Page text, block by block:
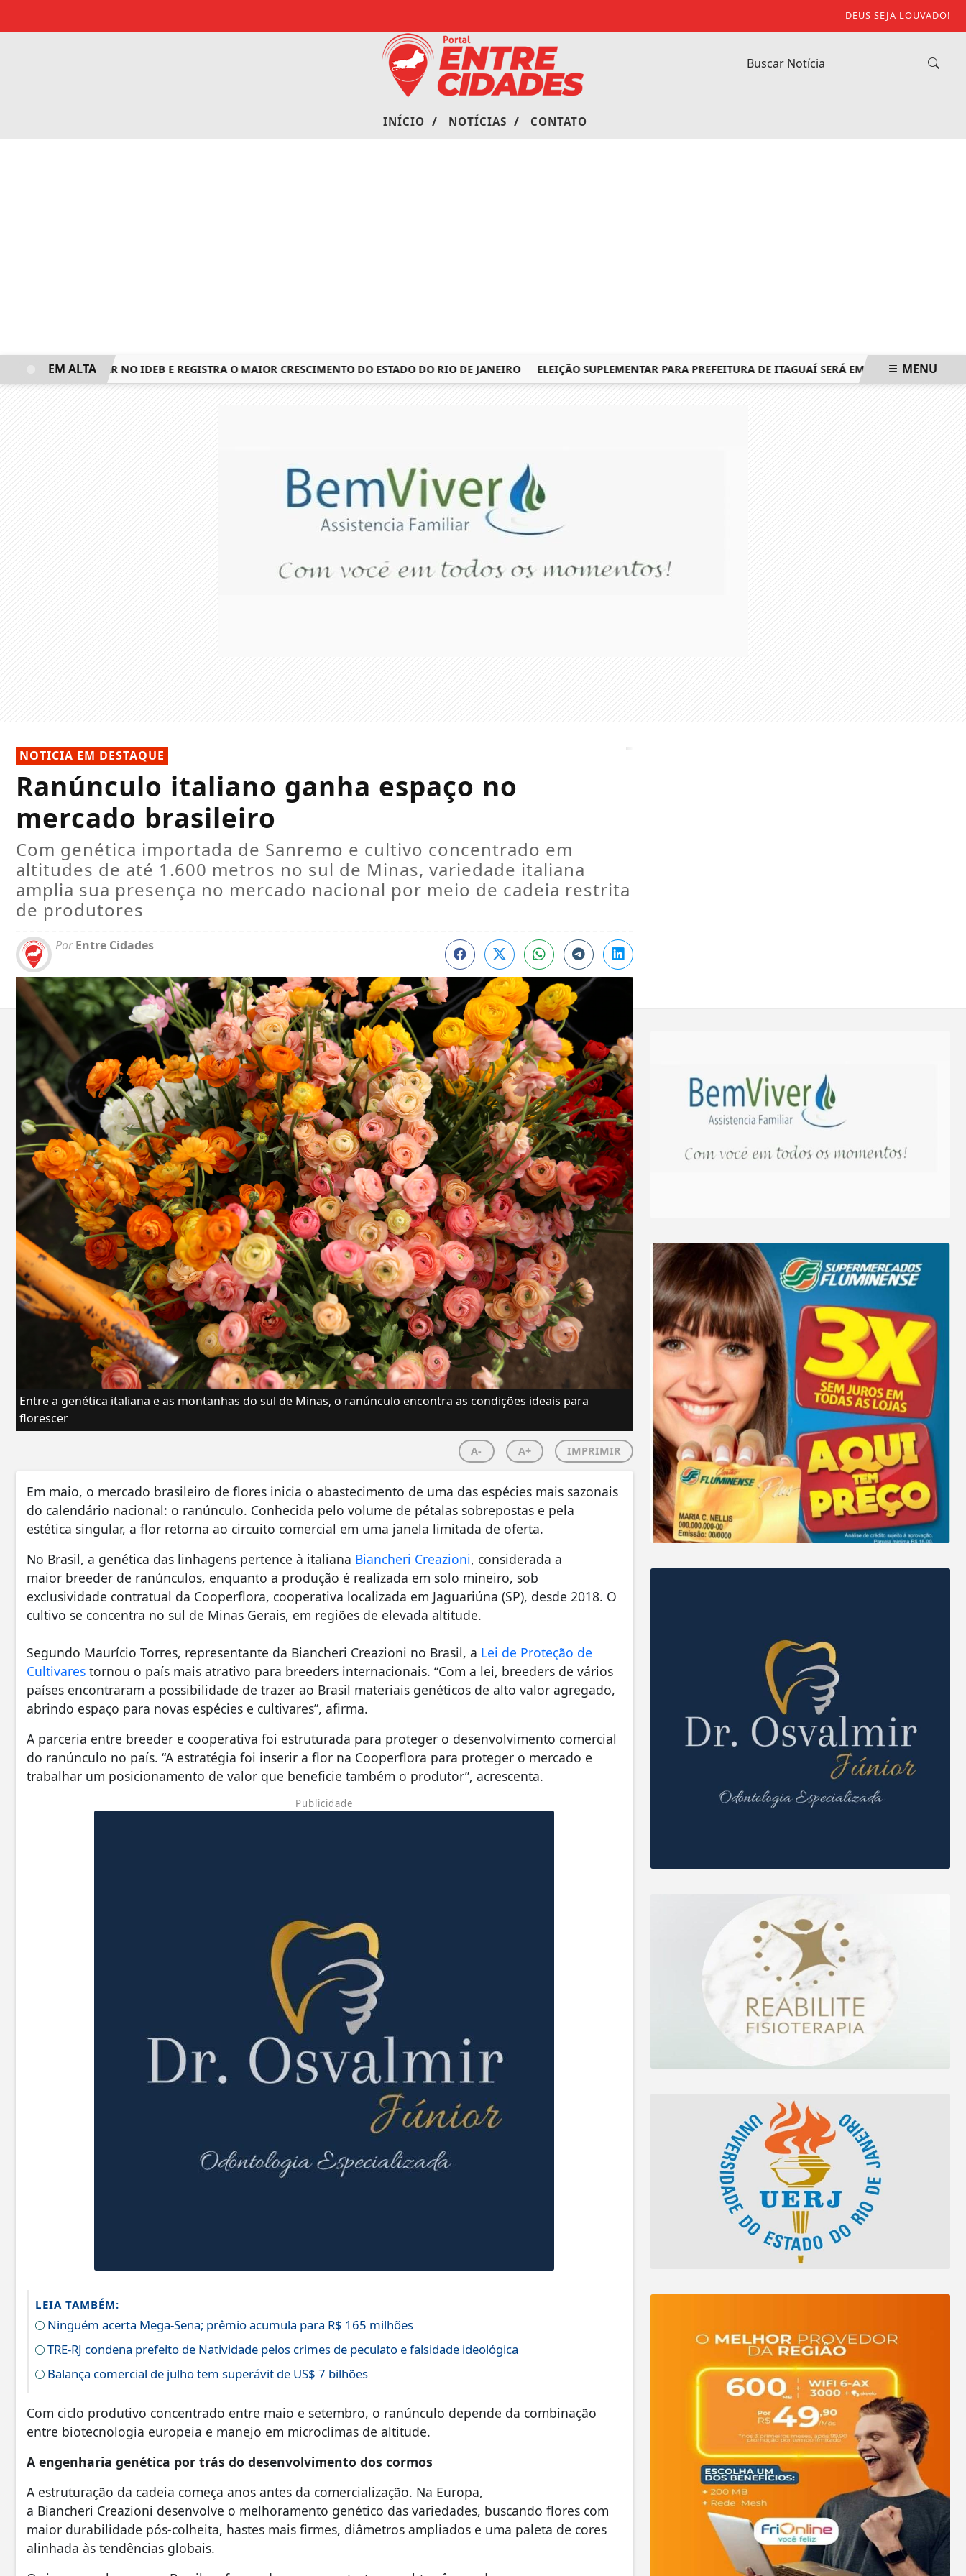
DEUS SEJA LOUVADO!
INÍCIO / NOTÍCIAS / CONTATO
3º LUGAR NO IDEB E REGISTRA O MAIOR CRESCIMENTO DO ESTADO DO RIO DE JANEIRO ELEIÇÃO SUPLEMENTAR PARA PREFEITURA DE ITAGUAÍ SERÁ EM 25 DE OUTUBRO,
EM ALTA MENU
NOTICIA EM DESTAQUE
Ranúnculo italiano ganha espaço no
mercado brasileiro
Com genética importada de Sanremo e cultivo concentrado em
altitudes de até 1.600 metros no sul de Minas, variedade italiana
amplia sua presença no mercado nacional por meio de cadeia restrita
de produtores
PorEntre Cidades
Entre a genética italiana e as montanhas do sul de Minas, o ranúnculo encontra as condições ideais para
florescer
A- A+ IMPRIMIR
Em maio, o mercado brasileiro de flores inicia o abastecimento de uma das espécies mais sazonais
do calendário nacional: o ranúnculo. Conhecida pelo volume de pétalas sobrepostas e pela
estética singular, a flor retorna ao circuito comercial em uma janela limitada de oferta.
No Brasil, a genética das linhagens pertence à italiana Biancheri Creazioni, considerada a
maior breeder de ranúnculos, enquanto a produção é realizada em solo mineiro, sob
exclusividade contratual da Cooperflora, cooperativa localizada em Jaguariúna (SP), desde 2018. O
cultivo se concentra no sul de Minas Gerais, em regiões de elevada altitude.
Segundo Maurício Torres, representante da Biancheri Creazioni no Brasil, a Lei de Proteção de
Cultivares tornou o país mais atrativo para breeders internacionais. “Com a lei, breeders de vários
países encontraram a possibilidade de trazer ao Brasil materiais genéticos de alto valor agregado,
abrindo espaço para novas espécies e cultivares”, afirma.
A parceria entre breeder e cooperativa foi estruturada para proteger o desenvolvimento comercial
do ranúnculo no país. “A estratégia foi inserir a flor na Cooperflora para proteger o mercado e
trabalhar um posicionamento de valor que beneficie também o produtor”, acrescenta.
Publicidade
LEIA TAMBÉM:
Ninguém acerta Mega-Sena; prêmio acumula para R$ 165 milhões
TRE-RJ condena prefeito de Natividade pelos crimes de peculato e falsidade ideológica
Balança comercial de julho tem superávit de US$ 7 bilhões
Com ciclo produtivo concentrado entre maio e setembro, o ranúnculo depende da combinação
entre biotecnologia europeia e manejo em microclimas de altitude.
A engenharia genética por trás do desenvolvimento dos cormos
A estruturação da cadeia começa anos antes da comercialização. Na Europa,
a Biancheri Creazioni desenvolve o melhoramento genético das variedades, buscando flores com
maior durabilidade pós-colheita, hastes mais firmes, diâmetros ampliados e uma paleta de cores
alinhada às tendências globais.